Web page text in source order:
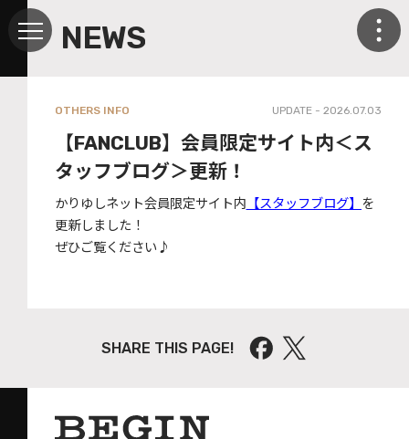
NEWS
OTHERS INFO UPDATE - 2026.07.03
【FANCLUB】会員限定サイト内＜ス
タッフブログ＞更新！
かりゆしネット会員限定サイト内 【スタッフブログ】
を
更新しました！
ぜひご覧ください♪
SHARE THIS PAGE!